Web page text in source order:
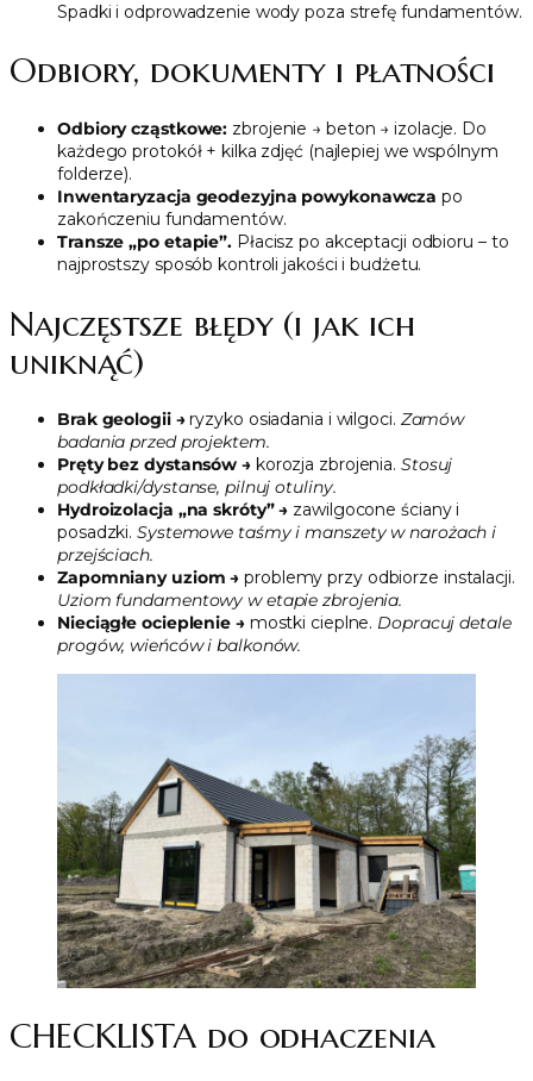
Spadki i odprowadzenie wody poza strefę fundamentów.
Odbiory, dokumenty i płatności
Odbiory cząstkowe: zbrojenie → beton → izolacje. Do
każdego protokół + kilka zdjęć (najlepiej we wspólnym
folderze).
Inwentaryzacja geodezyjna powykonawcza po
zakończeniu fundamentów.
Transze „po etapie”. Płacisz po akceptacji odbioru – to
najprostszy sposób kontroli jakości i budżetu.
Najczęstsze błędy (i jak ich
uniknąć)
Brak geologii →ryzyko osiadania i wilgoci. Zamów
badania przed projektem.
Pręty bez dystansów →korozja zbrojenia. Stosuj
podkładki/dystanse, pilnuj otuliny.
Hydroizolacja „na skróty” → zawilgocone ściany i
posadzki.Systemowe taśmy i manszety w narożach i
przejściach.
Zapomniany uziom → problemy przy odbiorze instalacji.
Uziom fundamentowy w etapie zbrojenia.
Nieciągłe ocieplenie →mostki cieplne. Dopracuj detale
progów, wieńców i balkonów.
CHECKLISTA do odhaczenia